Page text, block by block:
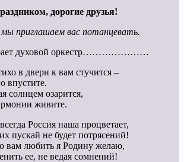
дорогие друзья!
приглашаем вас потанцевать.
духовой оркестр…………………
в двери к вам стучится –
впустите.
солнцем озарится,
живите.
Россия наша процветает,
пускай не будет потрясений!
вам любить я Родину желаю,
ее, не ведая сомнений!